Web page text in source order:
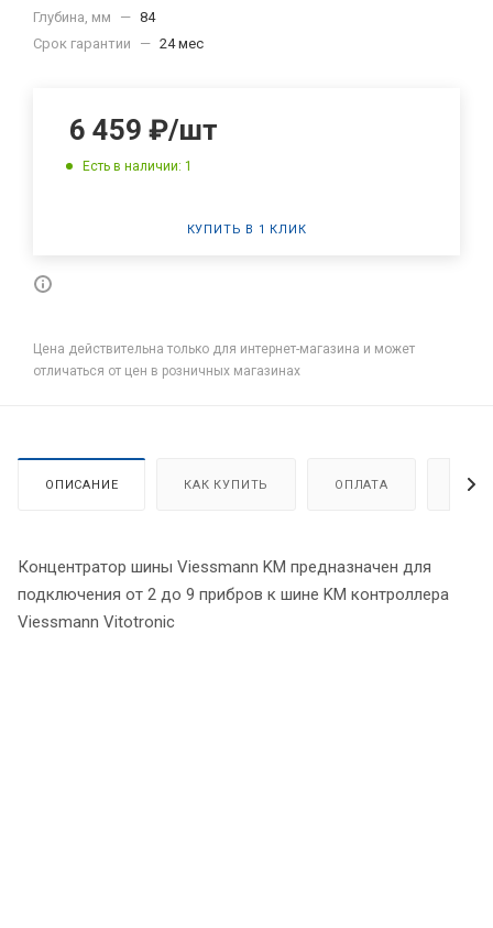
Глубина, мм
— 84
Срок гарантии
— 24 мес
6 459 ₽/шт
Есть в наличии: 1
КУПИТЬ В 1 КЛИК
Цена действительна только для интернет-магазина и может
отличаться от цен в розничных магазинах
ОПИСАНИЕ КАК КУПИТЬ ОПЛАТА
Концентратор шины Viessmann KM предназначен для
подключения от 2 до 9 прибров к шине KM контроллера
Viessmann Vitotronic